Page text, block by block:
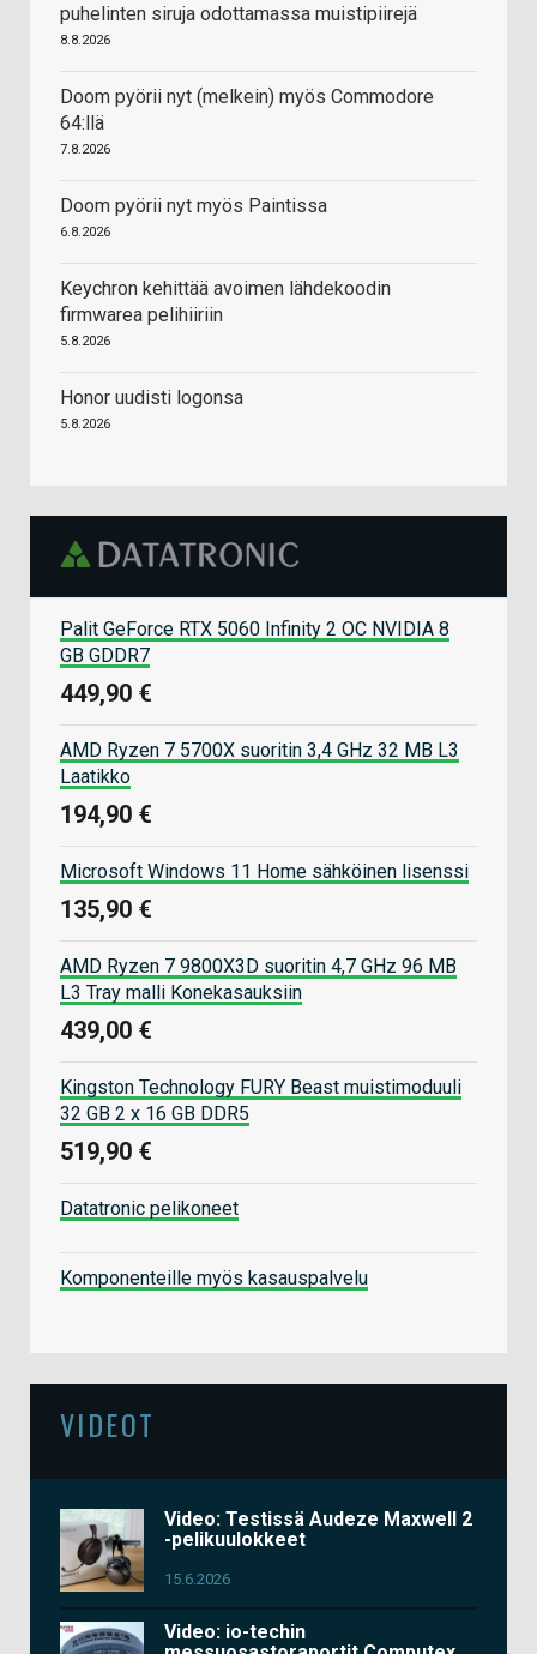
puhelinten siruja odottamassa muistipiirejä
8.8.2026
Doom pyörii nyt (melkein) myös Commodore
64:llä
7.8.2026
Doom pyörii nyt myös Paintissa
6.8.2026
Keychron kehittää avoimen lähdekoodin
firmwarea pelihiiriin
5.8.2026
Honor uudisti logonsa
5.8.2026
Palit GeForce RTX 5060 Infinity 2 OC NVIDIA 8
GB GDDR7
449,90 €
AMD Ryzen 7 5700X suoritin 3,4 GHz 32 MB L3
Laatikko
194,90 €
Microsoft Windows 11 Home sähköinen lisenssi
135,90 €
AMD Ryzen 7 9800X3D suoritin 4,7 GHz 96 MB
L3 Tray malli Konekasauksiin
439,00 €
Kingston Technology FURY Beast muistimoduuli
32 GB 2 x 16 GB DDR5
519,90 €
Datatronic pelikoneet
Komponenteille myös kasauspalvelu
VIDEOT
Video: Testissä Audeze Maxwell 2
-pelikuulokkeet
15.6.2026
Video: io-techin